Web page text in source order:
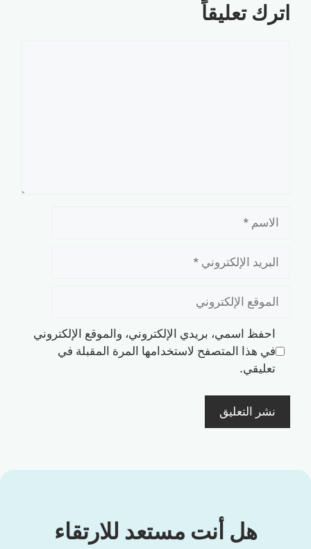
اترك تعليقاً
الاسم
البريد
الإلكتروني
الموقع
الإلكتروني
احفظ اسمي، بريدي الإلكتروني، والموقع الإلكتروني
في هذا المتصفح لاستخدامها المرة المقبلة في
تعليقي.
هل أنت مستعد للارتقاء